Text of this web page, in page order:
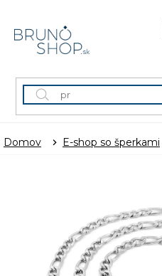
obsah
Domov E-shop so šperkami